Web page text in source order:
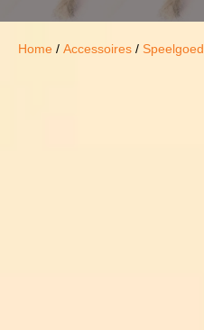
Home / Accessoires / Speelgoed